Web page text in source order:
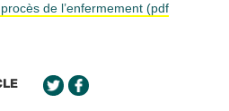
de l’enfermement (pdf